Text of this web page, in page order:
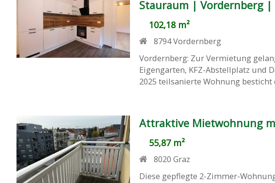
Stauraum | Vordernberg |
102,18 m²
8794Vordernberg
Vordernberg: Zur Vermietung
Eigengarten, KFZ-Abstellplatz und
2025 teilsanierte Wohnung
Attraktive Mietwohnung
55,87 m²
8020 Graz
Diese gepflegte 2-Zimmer-